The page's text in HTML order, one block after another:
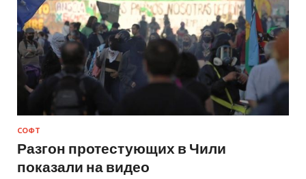
СОФТ
Разгон протестующих в Чили
показали на видео